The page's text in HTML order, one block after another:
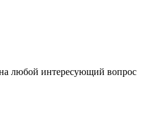
любой интересующий вопрос